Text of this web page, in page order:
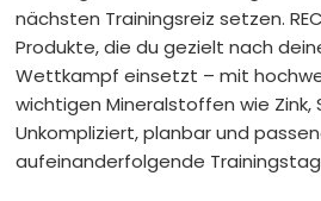
Basisernährung
nächsten Trainingsreiz setzen.
Produkte, die du gezielt nach
Wettkampf einsetzt – mit
wichtigen Mineralstoffen wie Zink,
Unkompliziert, planbar und
aufeinanderfolgende